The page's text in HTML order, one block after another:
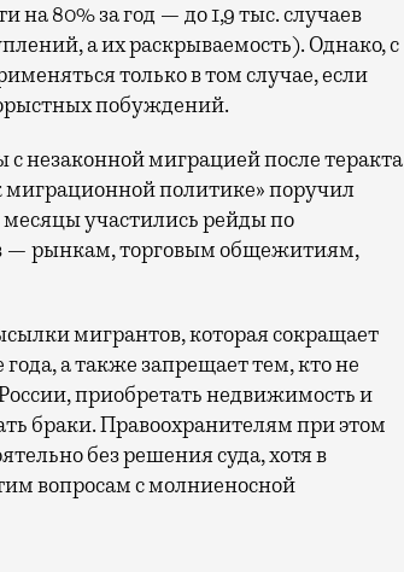
80% за год — до 1,9 тыс. случаев
а их раскрываемость). Однако, с
только в том случае, если
побуждений.
незаконной миграцией после теракта
политике» поручил
участились рейды по
— рынкам, торговым общежитиям,
мигрантов, которая сокращает
а также запрещаеттем, кто не
приобретать недвижимость и
браки.Правоохранителям при этом
без решения суда, хотя в
вопросам с молниеносной